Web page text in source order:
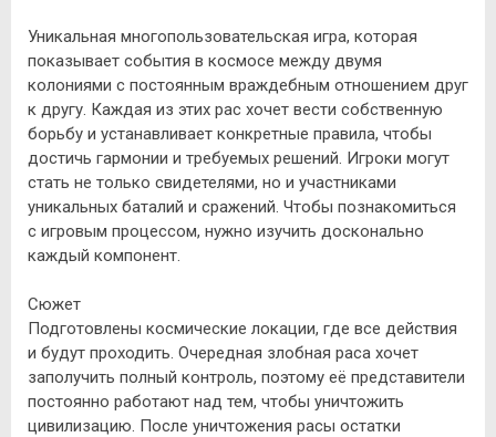
Уникальная многопользовательская игра, которая
показывает события в космосе между двумя
колониями с постоянным враждебным отношением друг
к другу. Каждая из этих рас хочет вести собственную
борьбу и устанавливает конкретные правила, чтобы
достичь гармонии и требуемых решений. Игроки могут
стать не только свидетелями, но и участниками
уникальных баталий и сражений. Чтобы познакомиться
с игровым процессом, нужно изучить досконально
каждый компонент.
Сюжет
Подготовлены космические локации, где все действия
и будут проходить. Очередная злобная раса хочет
заполучить полный контроль, поэтому её представители
постоянно работают над тем, чтобы уничтожить
цивилизацию. После уничтожения расы остатки